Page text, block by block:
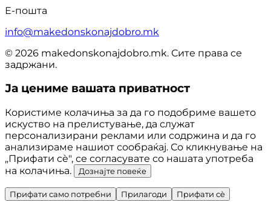
Е-пошта
info@makedonskonajdobro.mk
© 2026 makedonskonajdobro.mk. Сите права се
задржани.
Ја цениме вашата приватност
Користиме колачиња за да го подобриме вашето
искуство на прелистување, да служат
персонализирани реклами или содржина и да го
анализираме нашиот сообраќај. Со кликнување на
„Прифати сè", се согласувате со нашата употреба
на колачиња.
Дознајте повеќе
Прифати само потребни Прилагоди Прифати сè